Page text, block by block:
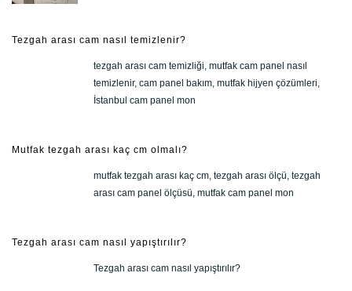
Tezgah arası cam nasıl temizlenir?
tezgah arası cam temizliği, mutfak cam panel nasıl
temizlenir, cam panel bakım, mutfak hijyen çözümleri,
İstanbul cam panel mon
Mutfak tezgah arası kaç cm olmalı?
mutfak tezgah arası kaç cm, tezgah arası ölçü, tezgah
arası cam panel ölçüsü, mutfak cam panel mon
Tezgah arası cam nasıl yapıştırılır?
Tezgah arası cam nasıl yapıştırılır?